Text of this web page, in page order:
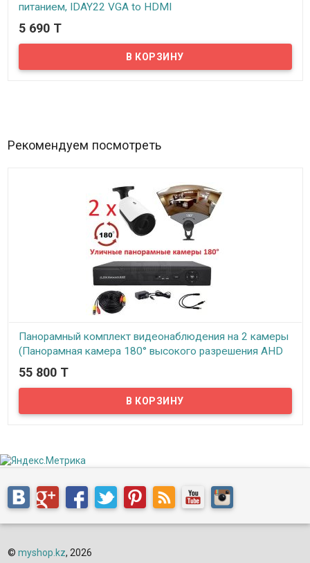
питанием, IDAY22 VGA to HDMI
В наличии
Предлагаем купить качественный переходник с VGA на HDMI.
Переходник отличается высоким качеством изготовления и
способен конвертировать изображения с аналогового разъема
5 690 T
Рекомендуем посмотреть
Панорамный комплект видеонаблюдения на 2 камеры
(Панорамная камера 180° высокого разрешения AHD
2.0mp)
Новинка! Панорамный комплект видеонаблюдения на 2 камеры!
как минимум 2 обычные камеры. Пример изображения с камеры
можно увидеть на фото к товару.
55 800 T
© myshop.kz, 2026